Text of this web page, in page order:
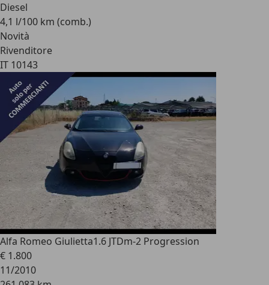
Diesel
4,1 l/100 km (comb.)
Novità
Rivenditore
IT 10143
Alfa Romeo Giulietta1.6 JTDm-2 Progression
€ 1.800
11/2010